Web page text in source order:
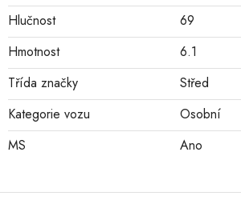
Hlučnost
69
Hmotnost
6.1
Třída značky
Střed
Kategorie vozu
Osobní
MS
Ano